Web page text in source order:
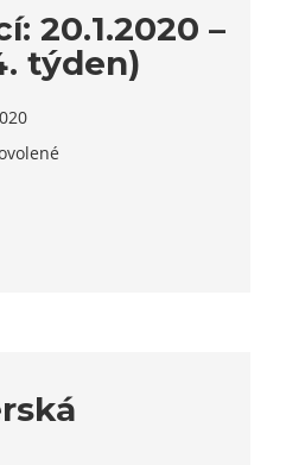
20.1.2020 –
týden)